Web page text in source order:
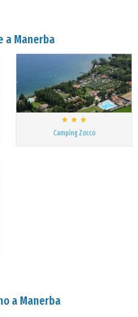
Manerba
Camping Zocco
a Manerba